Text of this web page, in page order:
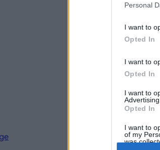
Personal
I want to
Opted In
I want to
Opted In
I want to
Advertising.
Opted In
I want to
of my
was